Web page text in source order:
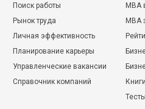
Поиск работы
Рынок труда
Личная эффективность
Планирование карьеры
Управленческие вакансии
Справочник компаний
MBA
MBA
Тесты